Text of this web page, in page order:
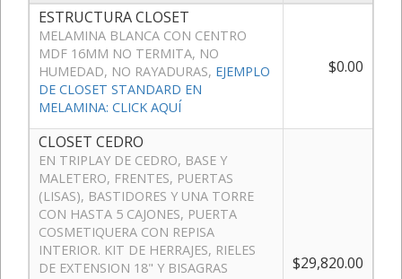
ESTRUCTURA CLOSET
MELAMINA BLANCA CON CENTRO
MDF 16MM NO TERMITA, NO
HUMEDAD, NO RAYADURAS, EJEMPLO
DE CLOSET STANDARD EN
MELAMINA: CLICK AQUÍ
$0.00
CLOSET CEDRO
EN TRIPLAY DE CEDRO, BASE Y
MALETERO, FRENTES, PUERTAS
(LISAS), BASTIDORES Y UNA TORRE
CON HASTA 5 CAJONES, PUERTA
COSMETIQUERA CON REPISA
INTERIOR. KIT DE HERRAJES, RIELES
DE EXTENSION 18" Y BISAGRAS
$29,820.00